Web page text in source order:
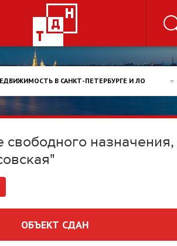
В САНКТ-ПЕТЕРБУРГЕ И ЛО
назначения,
ОБЪЕКТ СДАН